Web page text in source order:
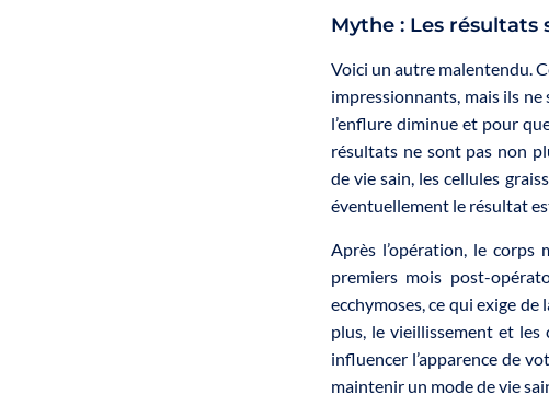
Mythe : Les
Voici un autre malentendu.
impressionnants, mais ils
l’enflure diminue et pour
résultats ne sont pas non
de vie sain, les cellules
éventuellement le résultat
Après l’opération, le corps
premiers mois post-
ecchymoses, ce qui exige
plus, le vieillissement et les
influencer l’apparence de
maintenir un mode de vie